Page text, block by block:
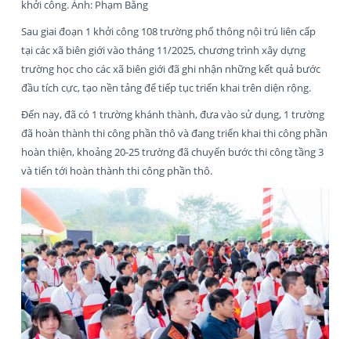
khởi công. Ảnh: Phạm Bằng
Sau giai đoạn 1 khởi công 108 trường phổ thông nội trú liên cấp
tại các xã biên giới vào tháng 11/2025, chương trình xây dựng
trường học cho các xã biên giới đã ghi nhận những kết quả bước
đầu tích cực, tạo nền tảng để tiếp tục triển khai trên diện rộng.
Đến nay, đã có 1 trường khánh thành, đưa vào sử dụng, 1 trường
đã hoàn thành thi công phần thô và đang triển khai thi công phần
hoàn thiện, khoảng 20-25 trường đã chuyển bước thi công tầng 3
và tiến tới hoàn thành thi công phần thô.